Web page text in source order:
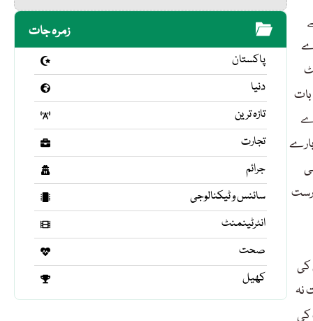
زمرہ جات
پاکستان
دنیا
تازہ ترین
تجارت
جرائم
سائنس و ٹیکنالوجی
انٹرٹینمنٹ
صحت
کھیل
بات
درست
کی
نہ
کی